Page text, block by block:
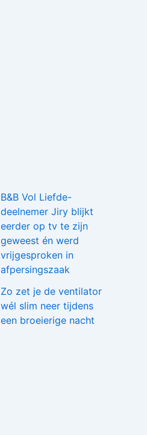
B&B Vol Liefde-
deelnemer Jiry blijkt
eerder op tv te zijn
geweest én werd
vrijgesproken in
afpersingszaak
Zo zet je de ventilator
wél slim neer tijdens
een broeierige nacht